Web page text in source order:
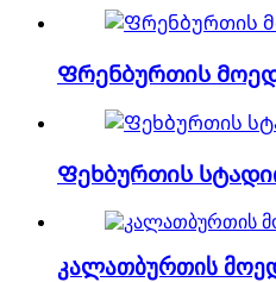
Ფრენბურთის
Ფეხბურთის
კალათბურთის